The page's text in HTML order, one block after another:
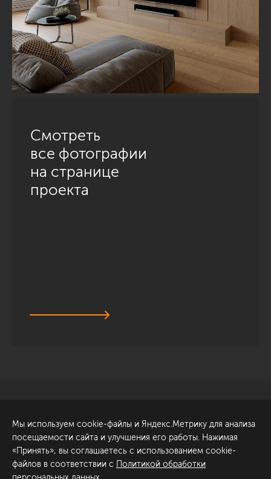
Смотреть
все фотографии
на странице
проекта
Обсудить проект
ул. Академика Павлова, 6
к1
+7 (812) 200-95-55
Мы используем cookie-файлы и Яндекс.Метрику для анализа
посещаемости сайта и улучшения его работы. Нажимая
«Принять», вы соглашаетесь с использованием cookie-
файлов в соответствии с Политикой обработки